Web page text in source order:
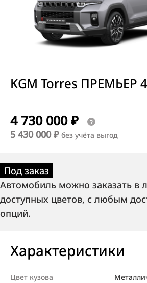
KGM Torres ПРЕМЬЕР
4 730 000 ₽
5 430 000 ₽ без учёта выгод
Под заказ
Автомобиль можно заказать в
доступных цветов, с любым
опций.
Характеристики
Цвет кузова